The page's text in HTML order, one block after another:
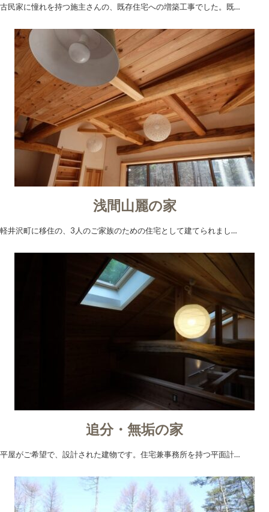
古民家に憧れを持つ施主さんの、既存住宅への増築工事でした。既…
浅間山麗の家
軽井沢町に移住の、3人のご家族のための住宅として建てられまし…
追分・無垢の家
平屋がご希望で、設計された建物です。住宅兼事務所を持つ平面計…